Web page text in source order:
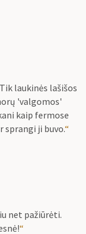
laukinės lašišos
'valgomos'
kaip fermose
ji buvo.“
net pažiūrėti.
“